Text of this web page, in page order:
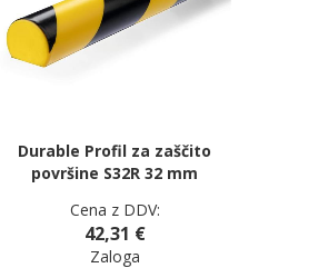
Durable Profil za zaščito
površine S32R 32 mm
Cena z DDV:
42,31 €
Zaloga